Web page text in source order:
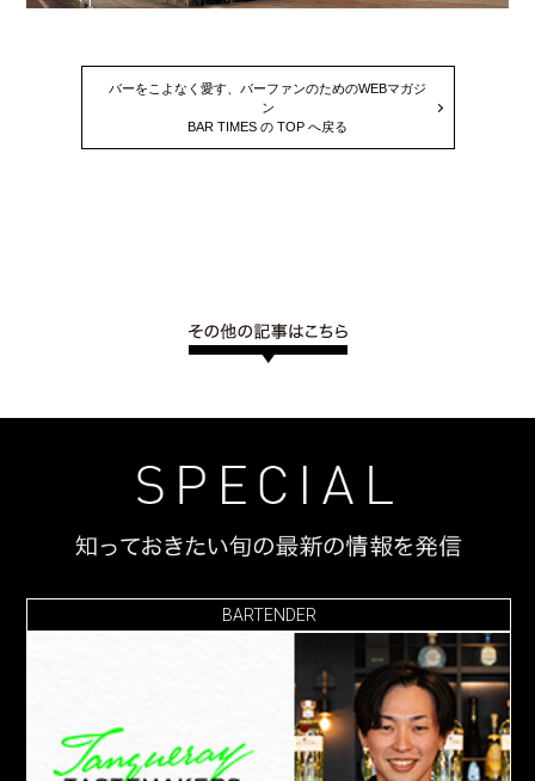
バーをこよなく愛す、バーファンのためのWEBマガジ
ン
BAR TIMES の TOP へ戻る
BARTENDER